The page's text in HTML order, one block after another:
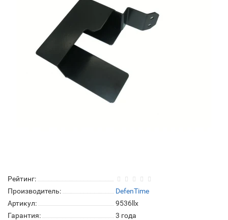
Рейтинг:
Производитель:
DefenTime
Артикул:
9536llx
Гарантия:
3 года